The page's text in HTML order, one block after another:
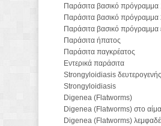
Παράσιτα βασικό πρόγραμμα
Παράσιτα βασικό πρόγραμμα
Παράσιτα βασικό πρόγραμμα
Παράσιτα ήπατος
Παράσιτα παγκρέατος
Εντερικά παράσιτα
Strongyloidiasis δευτερογενής
Strongyloidiasis
Digenea (Flatworms)
Digenea (Flatworms) στο αίμα
Digenea (Flatworms)